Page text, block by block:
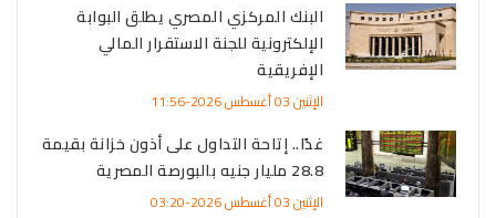
البنك المركزي المصري يطلق البوابة
الإلكترونية للجنة الاستقرار المالي
الإفريقية
الإثنين 03 أغسطس 2026-11:56
غدًا.. إتاحة التداول على أذون خزانة بقيمة
28.8 مليار جنيه بالبورصة المصرية
الإثنين 03 أغسطس 2026-03:20